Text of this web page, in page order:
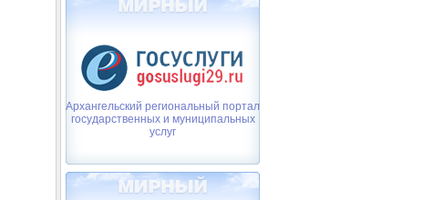
Архангельский региональный портал
государственных и муниципальных
услуг